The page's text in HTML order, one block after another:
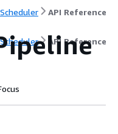
API Reference
API Reference